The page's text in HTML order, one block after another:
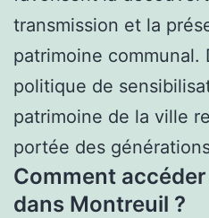
transmission et la
patrimoine communal.
politique de
patrimoine de la ville
portée des
Comment
dans Montreuil ?